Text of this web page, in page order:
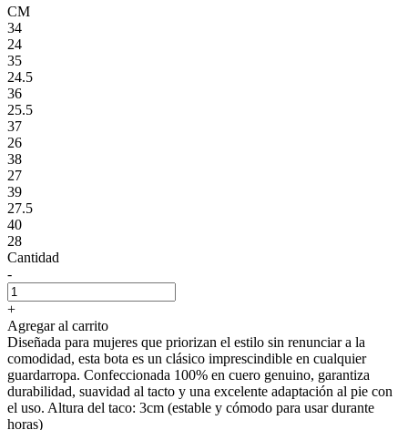
CM
34
24
35
24.5
36
25.5
37
26
38
27
39
27.5
40
28
Cantidad
-
+
Agregar al carrito
Diseñada para mujeres que priorizan el estilo sin renunciar a la
comodidad, esta bota es un clásico imprescindible en cualquier
guardarropa. Confeccionada 100% en cuero genuino, garantiza
durabilidad, suavidad al tacto y una excelente adaptación al pie con
el uso. Altura del taco: 3cm (estable y cómodo para usar durante
horas)